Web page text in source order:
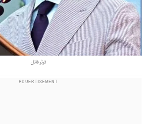
فوٹو فائل